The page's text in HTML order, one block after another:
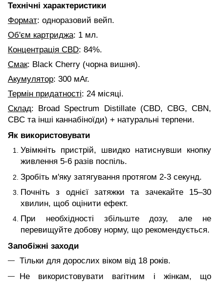
Технічні характеристики
Формат: одноразовий вейп.
Об'єм картриджа: 1 мл.
Концентрація CBD: 84%.
Смак: Black Cherry (чорна вишня).
Акумулятор: 300 мАг.
Термін придатності: 24 місяці.
Склад: Broad Spectrum Distillate (CBD, CBG, CBN,
CBC та інші каннабіноїди) + натуральні терпени.
Як використовувати
Увімкніть пристрій, швидко натиснувши кнопку
живлення 5-6 разів поспіль.
Зробіть м'яку затягування протягом 2-3 секунд.
Почніть з однієї затяжки та зачекайте 15–30
хвилин, щоб оцінити ефект.
При необхідності збільште дозу, але не
перевищуйте добову норму, що рекомендується.
Запобіжні заходи
Тільки для дорослих віком від 18 років.
Не використовувати вагітним і жінкам, що